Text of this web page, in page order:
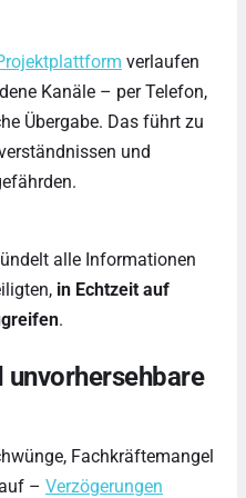
verlaufen
Kanäle – per Telefon,
Übergabe. Das führt zu
und
alle Informationen
in Echtzeit auf
.
Fachkräftemangel
– Verzögerungen